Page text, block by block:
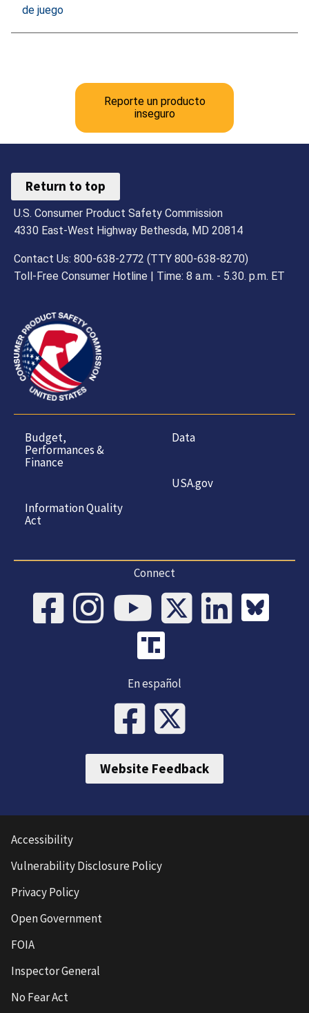
de juego
Reporte un producto
inseguro
Return to top
U.S. Consumer Product Safety Commission
4330 East-West Highway Bethesda, MD 20814
Contact Us: 800-638-2772 (TTY 800-638-8270)
Toll-Free Consumer Hotline | Time: 8 a.m. - 5.30. p.m. ET
Budget,
Performances &
Finance
Information Quality
Act
Data
USA.gov
Connect
En español
Website Feedback
Accessibility
Vulnerability Disclosure Policy
Privacy Policy
Open Government
FOIA
Inspector General
No Fear Act